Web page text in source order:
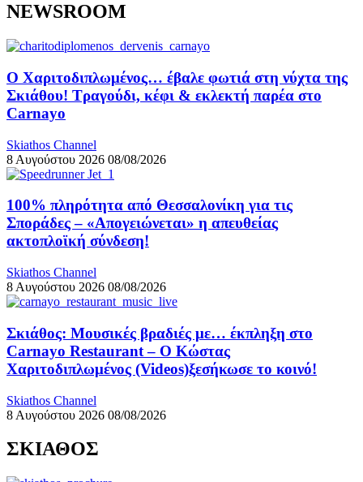
NEWSROOM
Ο Χαριτοδιπλωμένος… έβαλε φωτιά στη νύχτα της
Σκιάθου! Τραγούδι, κέφι & εκλεκτή παρέα στο
Carnayo
Skiathos Channel
8 Αυγούστου 2026 08/08/2026
100% πληρότητα από Θεσσαλονίκη για τις
Σποράδες – «Απογειώνεται» η απευθείας
ακτοπλοϊκή σύνδεση!
Skiathos Channel
8 Αυγούστου 2026 08/08/2026
Σκιάθος: Μουσικές βραδιές με… έκπληξη στο
Carnayo Restaurant – Ο Κώστας
Χαριτοδιπλωμένος (Videos)ξεσήκωσε το κοινό!
Skiathos Channel
8 Αυγούστου 2026 08/08/2026
ΣΚΙΑΘΟΣ